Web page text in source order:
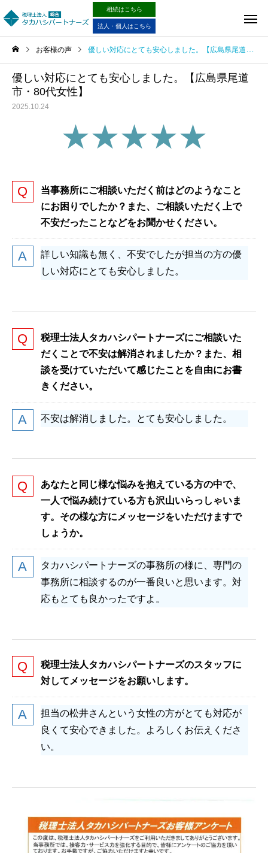
相続はこちら
法人・個人はこちら
お客様の声 優しい対応にとても安心しました。【広島県尾道市・80代女性】
優しい対応にとても安心しました。【広島県尾道
市・80代女性】
2025.10.24
★★★★★
当事務所にご相談いただく前はどのようなこと
にお困りでしたか？また、ご相談いただく上で
不安だったことなどをお聞かせください。
詳しい知識も無く、不安でしたが担当の方の優
しい対応にとても安心しました。
税理士法人タカハシパートナーズにご相談いた
だくことで不安は解消されましたか？また、相
談を受けていただいて感じたことを自由にお書
きください。
不安は解消しました。とても安心しました。
あなたと同じ様な悩みを抱えている方の中で、
一人で悩み続けている方も沢山いらっしゃいま
す。その様な方にメッセージをいただけますで
しょうか。
タカハシパートナーズの事務所の様に、専門の
事務所に相談するのが一番良いと思います。対
応もとても良かったですよ。
税理士法人タカハシパートナーズのスタッフに
対してメッセージをお願いします。
担当の松井さんという女性の方がとても対応が
良くて安心できました。よろしくお伝えくださ
い。